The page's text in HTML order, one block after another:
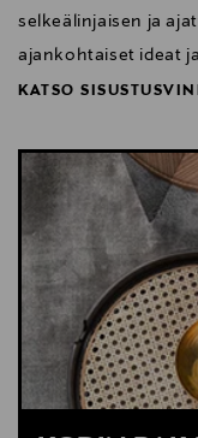
selkeälinjaisen ja
ajankohtaiset ideat
KATSO
KATSO